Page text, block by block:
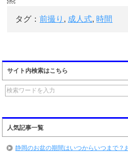
タグ：前撮り , 成人式, 時間
サイト内検索はこちら
人気記事一覧
静岡のお盆の期間はいつからいつまで？